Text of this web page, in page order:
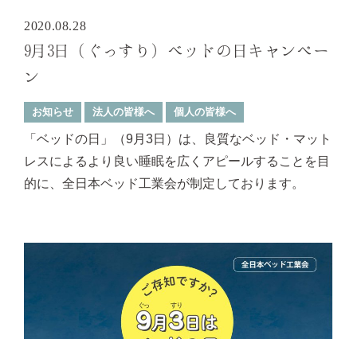
2020.08.28
9月3日（ぐっすり）ベッドの日キャンペー
ン
お知らせ 法人の皆様へ 個人の皆様へ
「ベッドの日」（9月3日）は、良質なベッド・マット
レスによるより良い睡眠を広くアピールすることを目
的に、全日本ベッド工業会が制定しております。